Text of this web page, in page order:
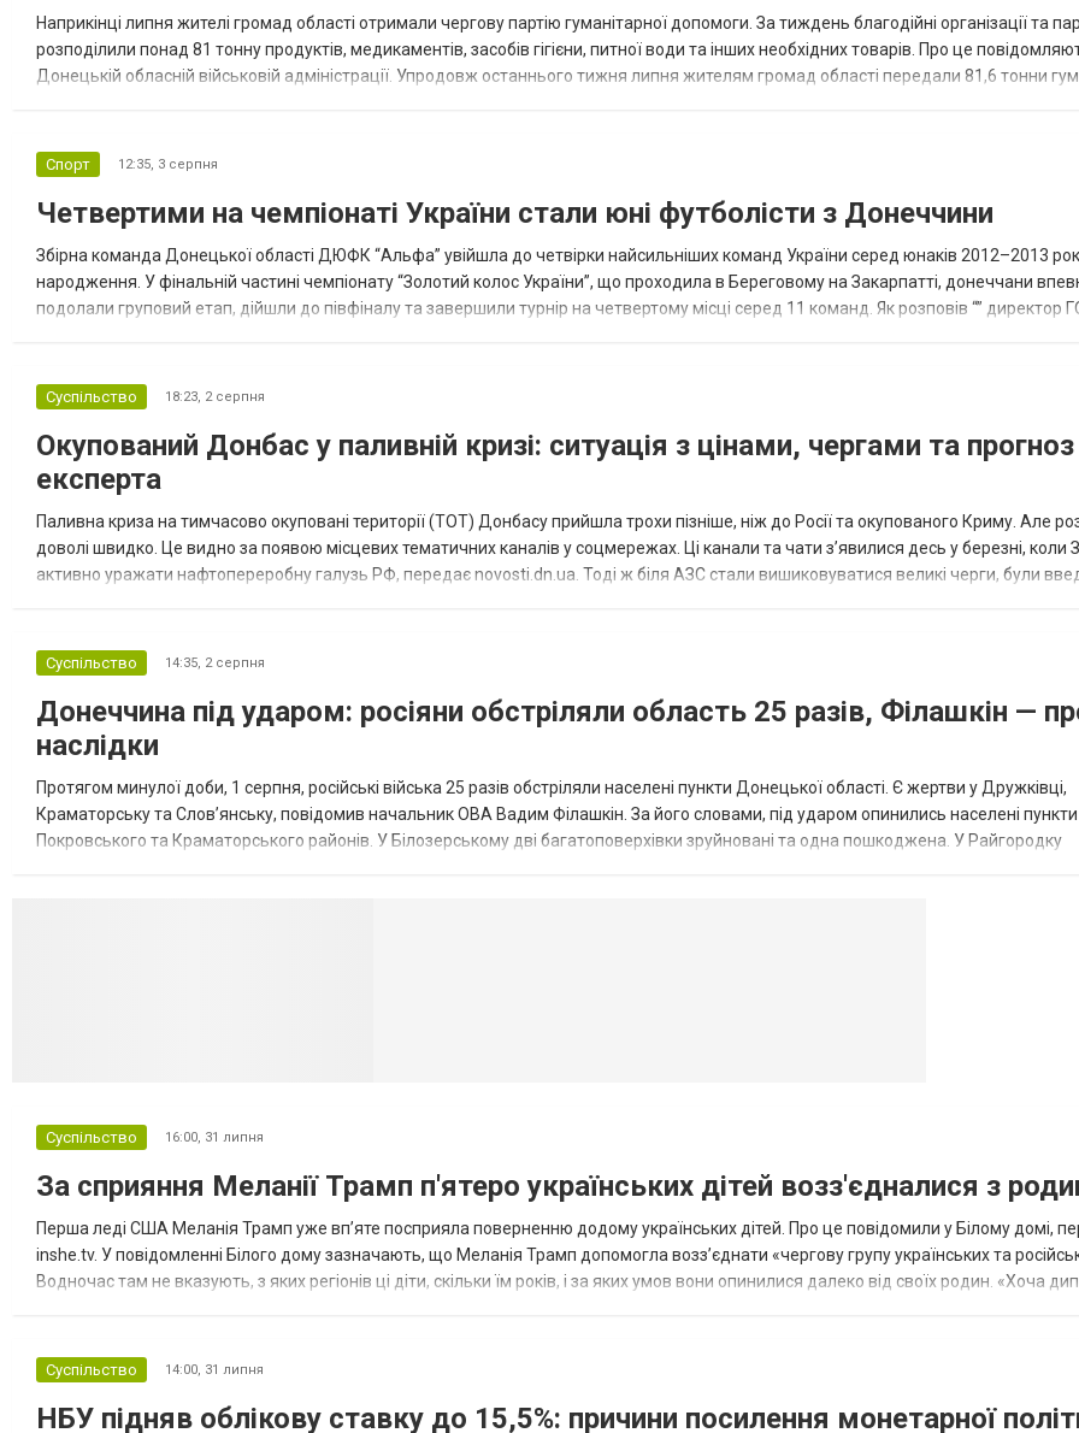
Наприкінці липня жителі громад області отримали чергову партію гуманітарної допомоги. За тиждень благодійні організації та
розподілили понад 81 тонну продуктів, медикаментів, засобів гігієни, питної води та інших необхідних товарів. Про це
Донецькій обласній військовій адміністрації. Упродовж останнього тижня липня жителям громад області передали 81,6 тонни
Спорт 12:35, 3 серпня
Четвертими на чемпіонаті України стали юні футболісти з Донеччини
Збірна команда Донецької області ДЮФК “Альфа” увійшла до четвірки найсильніших команд України серед юнаків 2012–2013
народження. У фінальній частині чемпіонату “Золотий колос України”, що проходила в Береговому на Закарпатті, донеччани
подолали груповий етап, дійшли до півфіналу та завершили турнір на четвертому місці серед 11 команд. Як розповів “” директор
Суспільство 18:23, 2 серпня
Окупований Донбас у паливній кризі: ситуація з цінами, чергами та прогноз
експерта
Паливна криза на тимчасово окуповані території (ТОТ) Донбасу прийшла трохи пізніше, ніж до Росії та окупованого Криму. Але
доволі швидко. Це видно за появою місцевих тематичних каналів у соцмережах. Ці канали та чати з’явилися десь у березні, коли
активно уражати нафтопереробну галузь РФ, передає novosti.dn.ua. Тоді ж біля АЗС стали вишиковуватися великі черги, були
Суспільство 14:35, 2 серпня
Донеччина під ударом: росіяни обстріляли область 25 разів, Філашкін —
наслідки
Протягом минулої доби, 1 серпня, російські війська 25 разів обстріляли населені пункти Донецької області. Є жертви у Дружківці,
Краматорську та Слов’янську, повідомив начальник ОВА Вадим Філашкін. За його словами, під ударом опинились населені пункти
Покровського та Краматорського районів. У Білозерському дві багатоповерхівки зруйновані та одна пошкоджена. У Райгородку
Суспільство 16:00, 31 липня
За сприяння Меланії Трамп п'ятеро українських дітей возз'єдналися з
Перша леді США Меланія Трамп уже впʼяте посприяла поверненню додому українських дітей. Про це повідомили у Білому домі,
inshe.tv. У повідомленні Білого дому зазначають, що Меланія Трамп допомогла возз’єднати «чергову групу українських та
Водночас там не вказують, з яких регіонів ці діти, скільки їм років, і за яких умов вони опинилися далеко від своїх родин. «Хоча
Суспільство 14:00, 31 липня
НБУ підняв облікову ставку до 15,5%: причини посилення монетарної